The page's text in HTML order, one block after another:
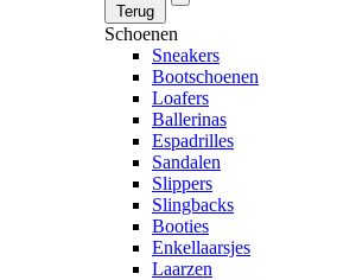
Terug
Schoenen
Sneakers
Bootschoenen
Loafers
Ballerinas
Espadrilles
Sandalen
Slippers
Slingbacks
Booties
Enkellaarsjes
Laarzen